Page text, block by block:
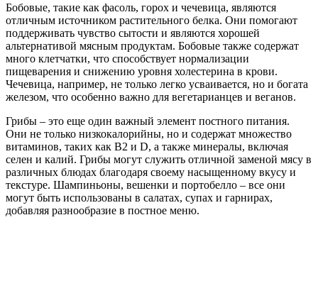
Бобовые, такие как фасоль, горох и чечевица, являются
отличным источником растительного белка. Они помогают
поддерживать чувство сытости и являются хорошей
альтернативой мясным продуктам. Бобовые также содержат
много клетчатки, что способствует нормализации
пищеварения и снижению уровня холестерина в крови.
Чечевица, например, не только легко усваивается, но и богата
железом, что особенно важно для вегетарианцев и веганов.
Грибы – это еще один важный элемент постного питания.
Они не только низкокалорийны, но и содержат множество
витаминов, таких как B2 и D, а также минералы, включая
селен и калий. Грибы могут служить отличной заменой мясу в
различных блюдах благодаря своему насыщенному вкусу и
текстуре. Шампиньоны, вешенки и портобелло – все они
могут быть использованы в салатах, супах и гарнирах,
добавляя разнообразие в постное меню.